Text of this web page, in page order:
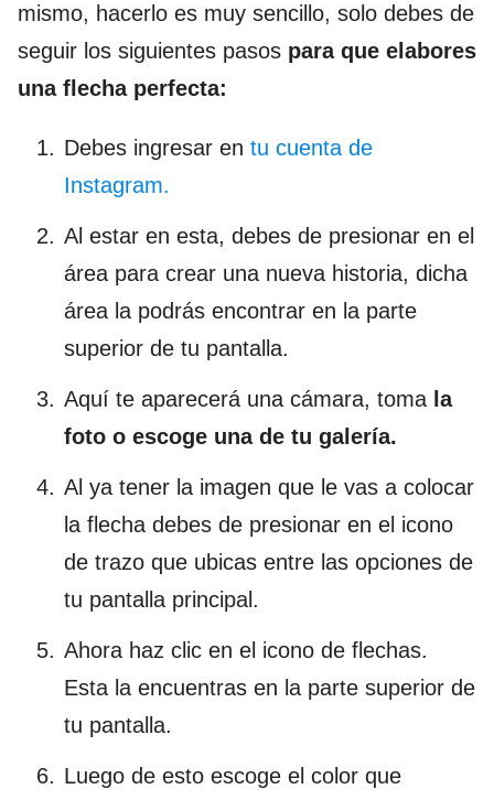
mismo, hacerlo es muy sencillo, solo debes de
seguir los siguientes pasos para que elabores
una flecha perfecta:
Debes ingresar en tu cuenta de
Instagram.
Al estar en esta, debes de presionar en el
área para crear una nueva historia, dicha
área la podrás encontrar en la parte
superior de tu pantalla.
Aquí te aparecerá una cámara, toma la
foto o escoge una de tu galería.
Al ya tener la imagen que le vas a colocar
la flecha debes de presionar en el icono
de trazo que ubicas entre las opciones de
tu pantalla principal.
Ahora haz clic en el icono de flechas.
Esta la encuentras en la parte superior de
tu pantalla.
Luego de esto escoge el color que